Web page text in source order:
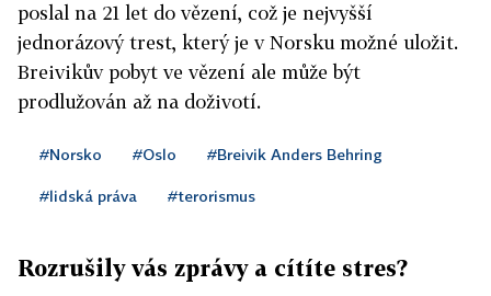
poslal na 21 let do vězení, což je nejvyšší
jednorázový trest, který je v Norsku možné uložit.
Breivikův pobyt ve vězení ale může být
prodlužován až na doživotí.
#Norsko #Oslo #Breivik Anders Behring
#lidská práva #terorismus
Rozrušily vás zprávy a cítíte stres?